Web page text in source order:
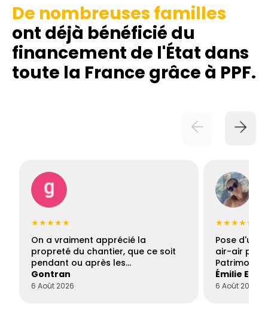
De nombreuses familles
ont déjà bénéficié du
financement de l'État dans
toute la France grâce à PPF.
★★★★★
On a vraiment apprécié la
propreté du chantier, que ce soit
pendant ou après les…
Gontran
6 Août 2026
★★★★★
Pose d'une
air-air par
Patrimoine
Émilie
6 Août 2026